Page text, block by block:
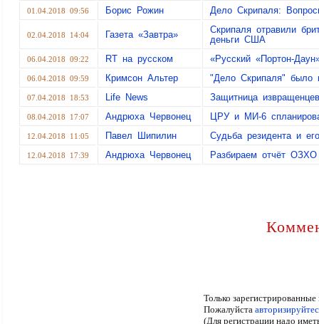
01.04.2018 09:56 Борис Рожин Дело Скрипаля:
02.04.2018 14:04 Газета «Завтра»
Скрипаля отравили
деньги США
06.04.2018 09:22 RT на русском «Русский «Портон-
06.04.2018 09:59 Кримсон Альтер "Дело Скрипаля" было
07.04.2018 18:53 Life News Защитница
08.04.2018 17:07 Андрюха Червонец ЦРУ и МИ-6
12.04.2018 11:05 Павел Шипилин Судьба резидента и
12.04.2018 17:39 Андрюха Червонец Разбираем отчёт
Только
Пожалуйста
(Для регистрации надо